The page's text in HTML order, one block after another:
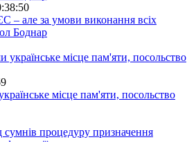
– але за умови виконання всіх
Боднар
місце пам'яти, посольство